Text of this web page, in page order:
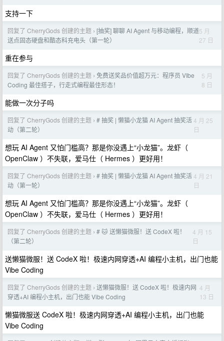
支持一下
回复了 CherryGods 创建的主题 › [抽奖] 聊聊 AI Agent 与移动编程，顺道
送点固态硬盘和酷态科充电头（第一轮）
5 月
27 日
重在参与
回复了 CherryGods 创建的主题 › 免费送奖品价值超万元：程序员 VIbe
Coding 最佳搭子，行走式编程最佳形态！
5 月
8 日
能做一次分子吗
回复了 CherryGods 创建的主题 › # 抽奖 | 懒猫小龙猫 AI Agent 抽奖活
动（第二轮）
4 月 25
日
想玩 AI Agent 又怕门槛高？那是你没遇上“小龙猫”。龙虾（
OpenClaw ）不失联，爱马仕（ Hermes ）更好用！
回复了 CherryGods 创建的主题 › # 抽奖 | 懒猫小龙猫 AI Agent 抽奖活
动（第一轮）
4 月 21
日
想玩 AI Agent 又怕门槛高？那是你没遇上“小龙猫”。龙虾（
OpenClaw ）不失联，爱马仕（ Hermes ）更好用！
回复了 CherryGods 创建的主题 › # 🐱 送懒猫微服！送 CodeX 啦！
（第二轮）
4 月 15
日
送懒猫微服！送 CodeX 啦！极速内网穿透+AI 编程小主机，出门也能
Vibe Coding
回复了 CherryGods 创建的主题 › 送懒猫微服！送 CodeX 啦！极速内网
穿透+AI 编程小主机，出门也能 Vibe Coding
4 月
13 日
懒猫微服送 CodeX 啦！极速内网穿透+AI 编程小主机，出门也能
Vibe Coding